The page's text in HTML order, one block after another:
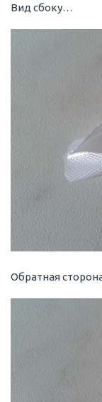
Вид сбоку…
Обратная